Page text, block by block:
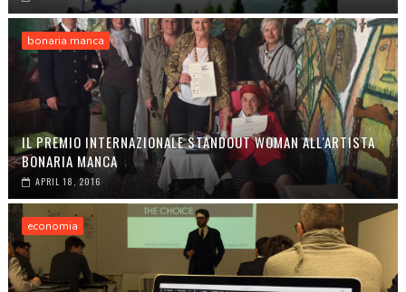
bonaria manca
IL PREMIO INTERNAZIONALE STANDOUT WOMAN ALL'ARTISTA
BONARIA MANCA
APRIL 18, 2016
economia